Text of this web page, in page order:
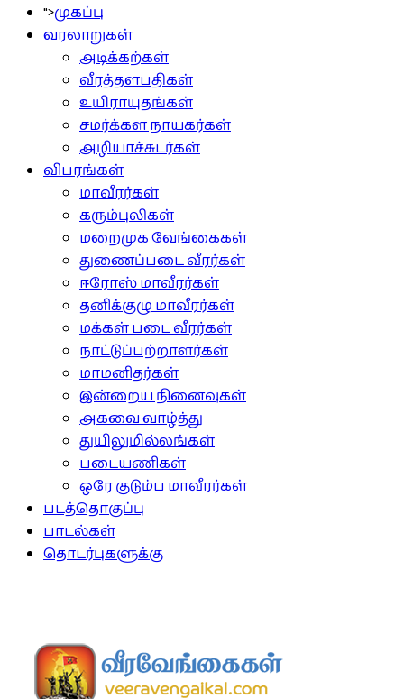
">முகப்பு
வரலாறுகள்
அடிக்கற்கள்
வீரத்தளபதிகள்
உயிராயுதங்கள்
சமர்க்கள நாயகர்கள்
அழியாச்சுடர்கள்
விபரங்கள்
மாவீரர்கள்
கரும்புலிகள்
மறைமுக வேங்கைகள்
துணைப்படை வீரர்கள்
ஈரோஸ் மாவீரர்கள்
தனிக்குழு மாவீரர்கள்
மக்கள் படை வீரர்கள்
நாட்டுப்பற்றாளர்கள்
மாமனிதர்கள்
இன்றைய நினைவுகள்
அகவை வாழ்த்து
துயிலுமில்லங்கள்
படையணிகள்
ஒரே குடும்ப மாவீரர்கள்
படத்தொகுப்பு
பாடல்கள்
தொடர்புகளுக்கு